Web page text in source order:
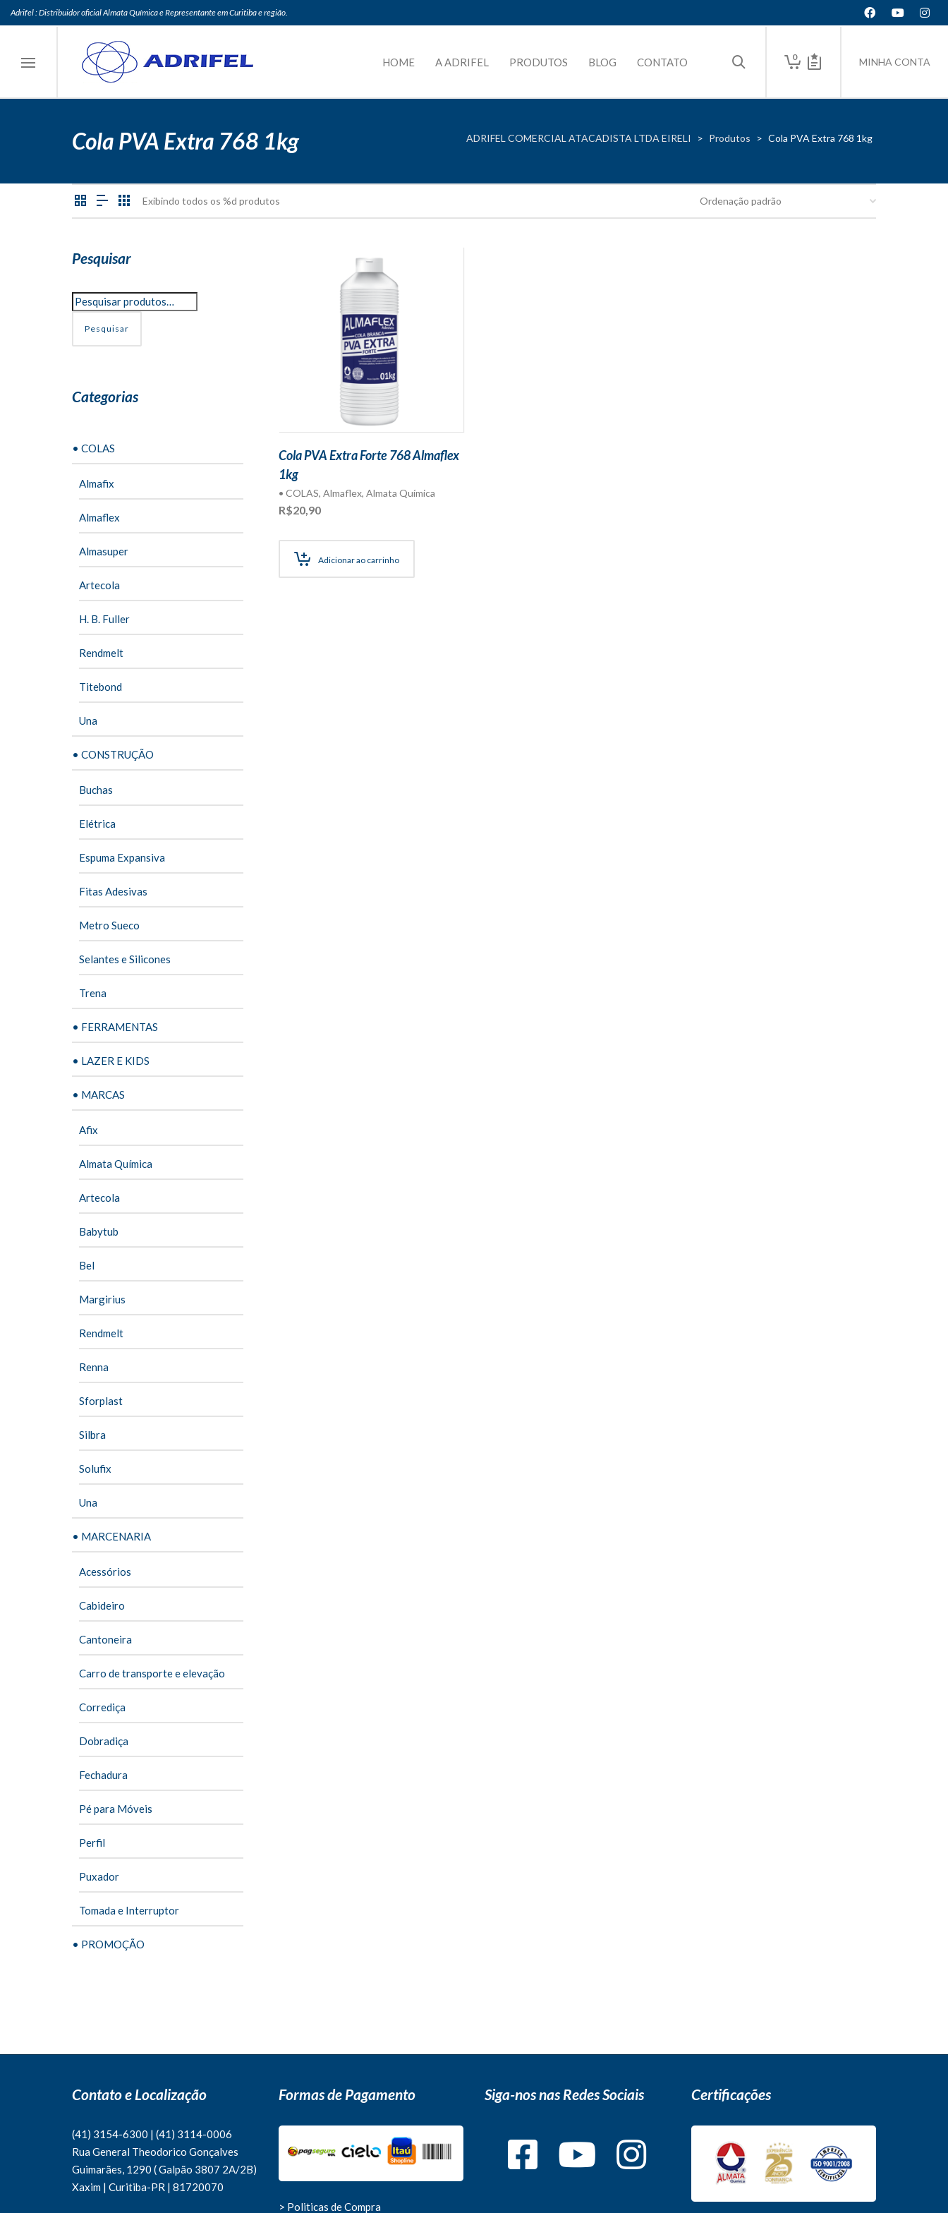
Adrifel : Distribuidor oficial Almata Química e Representante em Curitiba e região.
0 MINHA CONTA
HOME A ADRIFEL PRODUTOS BLOG CONTATO
Cola PVA Extra 768 1kg ADRIFEL COMERCIAL ATACADISTA LTDA EIRELI > Produtos > Cola PVA Extra 768 1kg
Exibindo todos os %d produtos
Cola PVA Extra Forte 768 Almaflex
1kg
• COLAS, Almaflex, Almata Química
R$20,90
Adicionar ao carrinho
Pesquisar
Pesquisar
Categorias
• COLAS
Almafix
Almaflex
Almasuper
Artecola
H. B. Fuller
Rendmelt
Titebond
Una
• CONSTRUÇÃO
Buchas
Elétrica
Espuma Expansiva
Fitas Adesivas
Metro Sueco
Selantes e Silicones
Trena
• FERRAMENTAS
• LAZER E KIDS
• MARCAS
Afix
Almata Química
Artecola
Babytub
Bel
Margirius
Rendmelt
Renna
Sforplast
Silbra
Solufix
Una
• MARCENARIA
Acessórios
Cabideiro
Cantoneira
Carro de transporte e elevação
Corrediça
Dobradiça
Fechadura
Pé para Móveis
Perfil
Puxador
Tomada e Interruptor
• PROMOÇÃO
Contato e Localização
(41) 3154-6300 | (41) 3114-0006
Rua General Theodorico Gonçalves
Guimarães, 1290 ( Galpão 3807 2A/2B)
Xaxim | Curitiba-PR | 81720070
Formas de Pagamento
> Politicas de Compra
Siga-nos nas Redes Sociais Certificações